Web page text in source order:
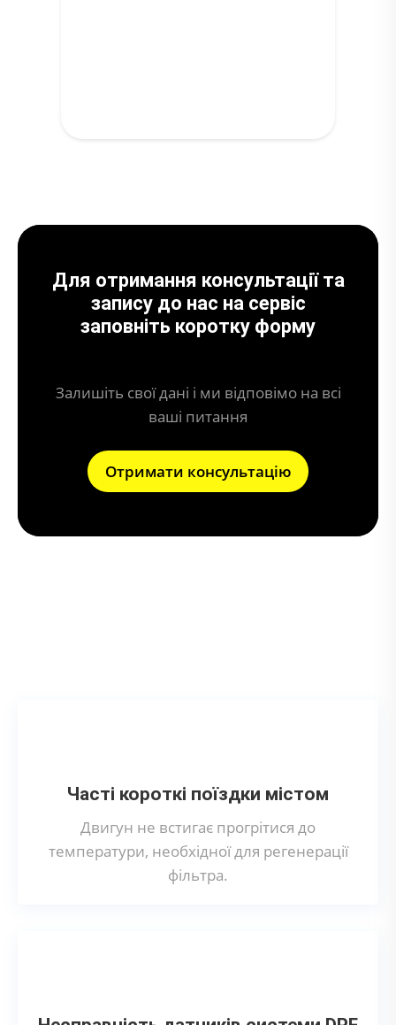
Для отримання консультації та
запису до нас на сервіс
заповніть коротку форму
Залишіть свої дані і ми відповімо на всі
ваші питання
Отримати консультацію
Часті короткі поїздки містом
Двигун не встигає прогрітися до
температури, необхідної для регенерації
фільтра.